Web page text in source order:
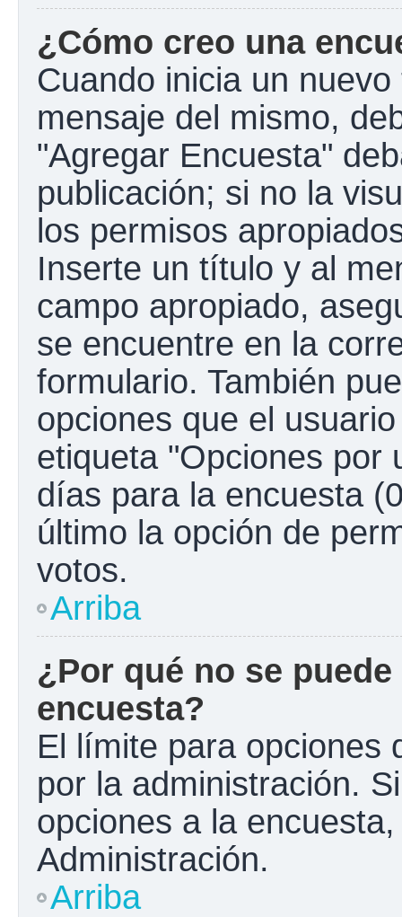
¿Cómo creo una
Cuando inicia un
mensaje del mismo,
"Agregar Encuesta"
publicación; si no la
los permisos
Inserte un título y al
campo apropiado,
se encuentre en la
formulario. También
opciones que el
etiqueta "Opciones por
días para la encuesta
último la opción de
votos.
Arriba
¿Por qué no se
encuesta?
El límite para opciones
por la administración.
opciones a la
Administración.
Arriba